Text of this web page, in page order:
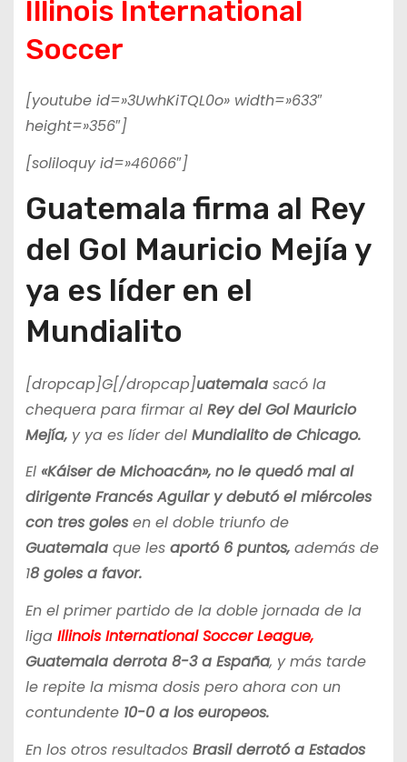
Illinois International
Soccer
[youtube id=»3UwhKiTQL0o» width=»633″
height=»356″]
[soliloquy id=»46066″]
Guatemala firma al Rey
del Gol Mauricio Mejía y
ya es líder en el
Mundialito
[dropcap]G[/dropcap]uatemalasacó la
chequera para firmar alRey del Gol Mauricio
Mejía,y ya es líder del Mundialito de Chicago.
El «Káiser de Michoacán», no le quedó mal al
dirigente Francés Aguilar ydebutó el miércoles
con tres golesen el doble triunfo de
Guatemala que les aportó 6 puntos,además de
18 goles a favor.
En el primer partido de la doble jornada de la
liga Illinois International Soccer League,
Guatemala derrota 8-3 a España, y más tarde
le repite la misma dosis pero ahora con un
contundente 10-0 a los europeos.
En los otros resultadosBrasil derrotó a Estados